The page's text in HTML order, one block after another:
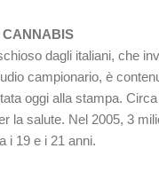
CANNABIS
dagli italiani, che
campionario, è
oggi alla stampa.
la salute. Nel 2005, 3
i 19 e i 21 anni.